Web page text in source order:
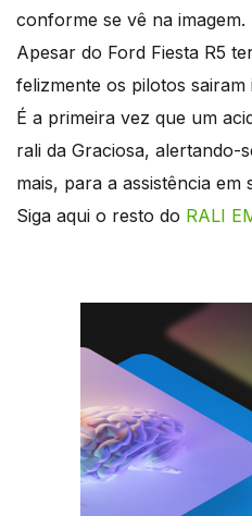
conforme se vê na imagem.
Apesar do Ford Fiesta R5
felizmente os pilotos sairam
É a primeira vez que um
rali da Graciosa, alertando-
mais, para a assistência em
Siga aqui o resto do RALI